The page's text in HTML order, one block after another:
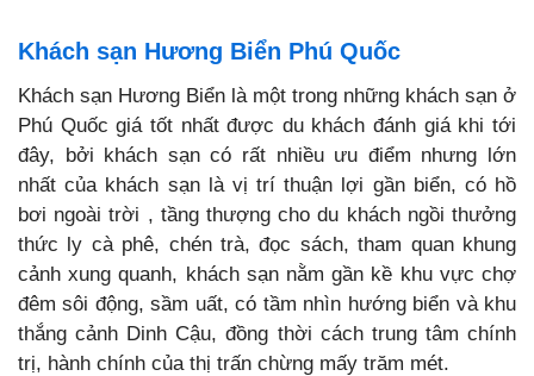
Khách sạn Hương Biển Phú Quốc
Khách sạn Hương Biển là một trong những khách sạn ở
Phú Quốc giá tốt nhất được du khách đánh giá khi tới
đây, bởi khách sạn có rất nhiều ưu điểm nhưng lớn
nhất của khách sạn là vị trí thuận lợi gần biển, có hồ
bơi ngoài trời , tầng thượng cho du khách ngồi thưởng
thức ly cà phê, chén trà, đọc sách, tham quan khung
cảnh xung quanh, khách sạn nằm gần kề khu vực chợ
đêm sôi động, sầm uất, có tầm nhìn hướng biển và khu
thắng cảnh Dinh Cậu, đồng thời cách trung tâm chính
trị, hành chính của thị trấn chừng mấy trăm mét.